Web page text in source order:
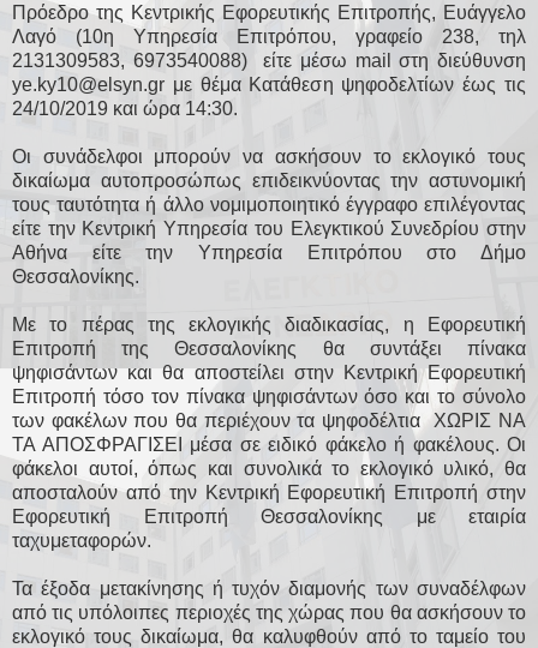
Πρόεδρο της Κεντρικής Εφορευτικής Επιτροπής, Ευάγγελο
Λαγό (10η Υπηρεσία Επιτρόπου, γραφείο 238, τηλ
2131309583, 6973540088) είτε μέσω mail στη διεύθυνση
ye.ky10@elsyn.gr με θέμα Κατάθεση ψηφοδελτίων έως τις
24/10/2019 και ώρα 14:30.
Οι συνάδελφοι μπορούν να ασκήσουν το εκλογικό τους
δικαίωμα αυτοπροσώπως επιδεικνύοντας την αστυνομική
τους ταυτότητα ή άλλο νομιμοποιητικό έγγραφο επιλέγοντας
είτε την Κεντρική Υπηρεσία του Ελεγκτικού Συνεδρίου στην
Αθήνα είτε την Υπηρεσία Επιτρόπου στο Δήμο
Θεσσαλονίκης.
Με το πέρας της εκλογικής διαδικασίας, η Εφορευτική
Επιτροπή της Θεσσαλονίκης θα συντάξει πίνακα
ψηφισάντων και θα αποστείλει στην Κεντρική Εφορευτική
Επιτροπή τόσο τον πίνακα ψηφισάντων όσο και το σύνολο
των φακέλων που θα περιέχουν τα ψηφοδέλτια ΧΩΡΙΣ ΝΑ
ΤΑ ΑΠΟΣΦΡΑΓΙΣΕΙ μέσα σε ειδικό φάκελο ή φακέλους. Οι
φάκελοι αυτοί, όπως και συνολικά το εκλογικό υλικό, θα
αποσταλούν από την Κεντρική Εφορευτική Επιτροπή στην
Εφορευτική Επιτροπή Θεσσαλονίκης με εταιρία
ταχυμεταφορών.
Τα έξοδα μετακίνησης ή τυχόν διαμονής των συναδέλφων
από τις υπόλοιπες περιοχές της χώρας που θα ασκήσουν το
εκλογικό τους δικαίωμα, θα καλυφθούν από το ταμείο του